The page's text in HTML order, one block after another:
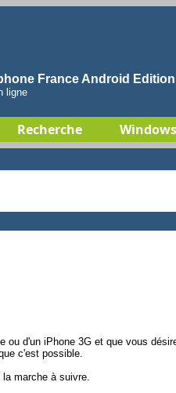
France Android Edition
ligne
Recherche
ou d'un iPhone 3G et que vous
c'est possible.
marche à suivre.